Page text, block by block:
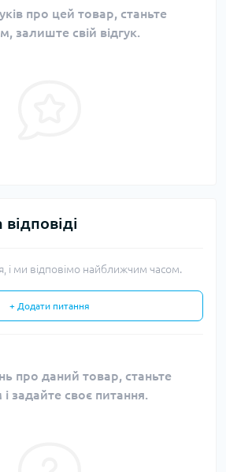
про цей товар, станьте
залиште свій відгук.
і ми відповімо найближчим часом.
+ Додати питання
про даний товар, станьте
задайте своє питання.